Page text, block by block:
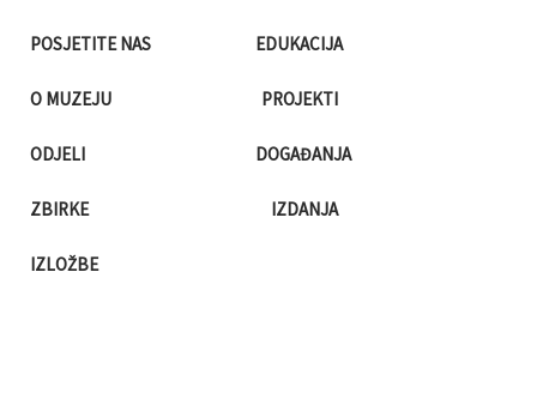
POSJETITE NAS
O MUZEJU
ODJELI
ZBIRKE
IZLOŽBE
EDUKACIJA
PROJEKTI
DOGAĐANJA
IZDANJA